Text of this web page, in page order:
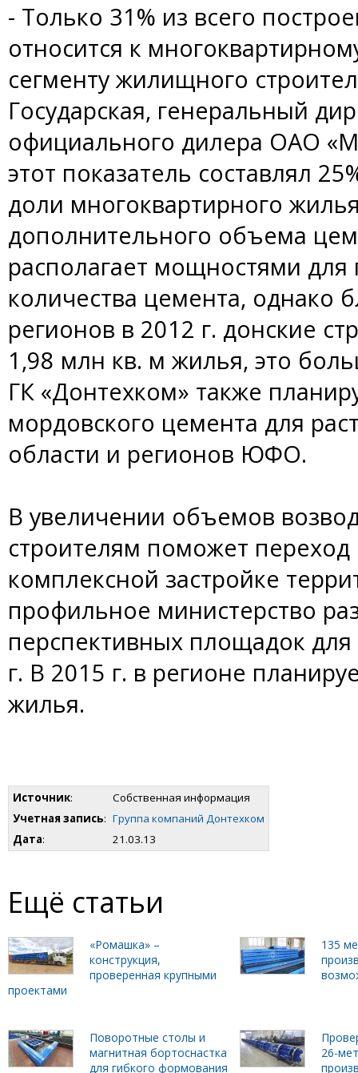
- Только 31% из всего
относится к
сегменту жилищного
Государская, генеральный
официального дилера ОАО
этот показатель составлял
доли многоквартирного
дополнительного объема
располагает мощностями
количества цемента, однако
регионов в 2012 г. донские
1,98 млн кв. м жилья, это
ГК «Донтехком» также
мордовского цемента для
области и регионов ЮФО.
В увеличении объемов
строителям поможет переход
комплексной застройке
профильное министерство
перспективных площадок
г. В 2015 г. в регионе
жилья.
Источник:
Собственная информация
Учетная запись: Группа компаний Донтехком
Дата: 21.03.13
Ещё статьи
«Ромашка» –
конструкция,
проверенная крупными
проектами
135
Поворотные столы и
магнитная бортоснастка
для гибкого формования
26-